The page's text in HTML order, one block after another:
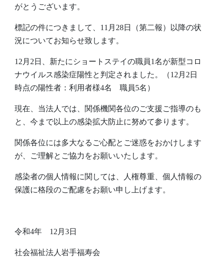
がとうございます。
標記の件につきまして、11月28日（第二報）以降の状
況についてお知らせ致します。
12月2日、新たにショートステイの職員1名が新型コロ
ナウイルス感染症陽性と判定されました。（12月2日
時点の陽性者：利用者様4名 職員5名）
現在、当法人では、関係機関各位のご支援ご指導のも
と、今まで以上の感染拡大防止に努めて参ります。
関係各位には多大なるご心配とご迷惑をおかけします
が、ご理解とご協力をお願いいたします。
感染者の個人情報に関しては、人権尊重、個人情報の
保護に格段のご配慮をお願い申し上げます。
令和4年 12月3日
社会福祉法人岩手福寿会